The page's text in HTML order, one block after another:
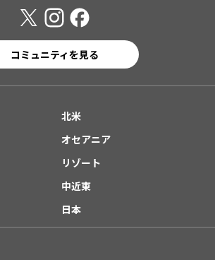
コミュニティを見る
北米
オセアニア
リゾート
中近東
日本